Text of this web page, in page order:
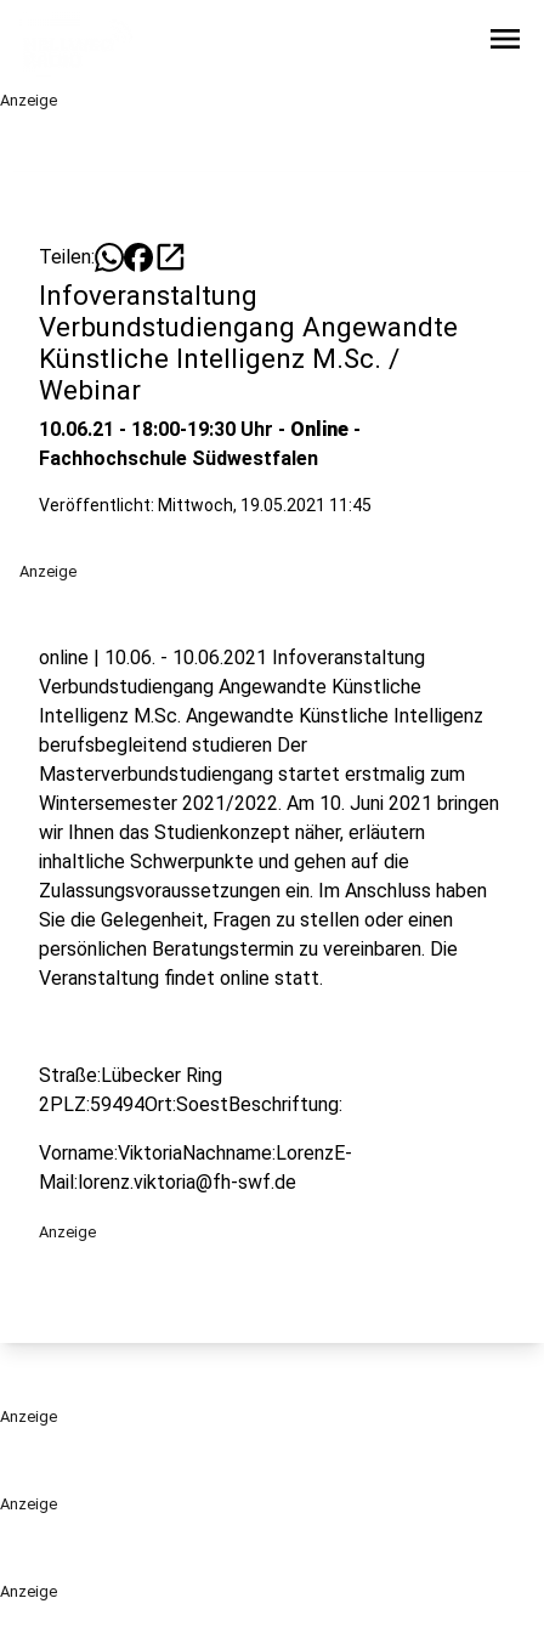
menu
Anzeige
Anzeige
Anzeige
Teilen: open_in_new
Infoveranstaltung
Verbundstudiengang Angewandte
Künstliche Intelligenz M.Sc. /
Webinar
10.06.21 - 18:00-19:30 Uhr - Online -
Fachhochschule Südwestfalen
Veröffentlicht: Mittwoch, 19.05.2021 11:45
Anzeige
online | 10.06. - 10.06.2021 Infoveranstaltung
Verbundstudiengang Angewandte Künstliche
Intelligenz M.Sc. Angewandte Künstliche Intelligenz
berufsbegleitend studieren Der
Masterverbundstudiengang startet erstmalig zum
Wintersemester 2021/2022. Am 10. Juni 2021 bringen
wir Ihnen das Studienkonzept näher, erläutern
inhaltliche Schwerpunkte und gehen auf die
Zulassungsvoraussetzungen ein. Im Anschluss haben
Sie die Gelegenheit, Fragen zu stellen oder einen
persönlichen Beratungstermin zu vereinbaren. Die
Veranstaltung findet online statt.
Straße:Lübecker Ring
2PLZ:59494Ort:SoestBeschriftung:
Vorname:ViktoriaNachname:LorenzE-
Mail:lorenz.viktoria@fh-swf.de
Anzeige
Anzeige